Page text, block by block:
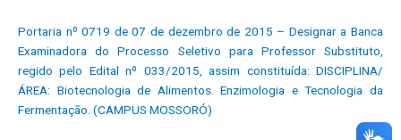
Portaria nº 0719 de 07 de dezembro de 2015 – Designar a Banca
Examinadora do Processo Seletivo para Professor Substituto,
regido pelo Edital nº 033/2015, assim constituída: DISCIPLINA/
ÁREA: Biotecnologia de Alimentos. Enzimologia e Tecnologia da
Fermentação. (CAMPUS MOSSORÓ)